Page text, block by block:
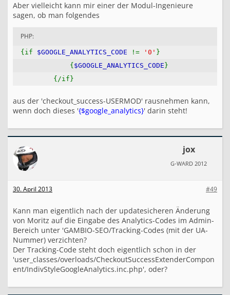
Aber vielleicht kann mir einer der Modul-Ingenieure
sagen, ob man folgendes
PHP:
{if $GOOGLE_ANALYTICS_CODE != '0' }
{ $GOOGLE_ANALYTICS_CODE }
{/if}
aus der 'checkout_success-USERMOD' rausnehmen kann,
wenn doch dieses '{$google_analytics}' darin steht!
jox
G-WARD 2012
#49
30. April 2013
Kann man eigentlich nach der updatesicheren Änderung
von Moritz auf die Eingabe des Analytics-Codes im Admin-
Bereich unter 'GAMBIO-SEO/Tracking-Codes (mit der UA-
Nummer) verzichten?
Der Tracking-Code steht doch eigentlich schon in der
'user_classes/overloads/CheckoutSuccessExtenderCompon
ent/IndivStyleGoogleAnalytics.inc.php', oder?